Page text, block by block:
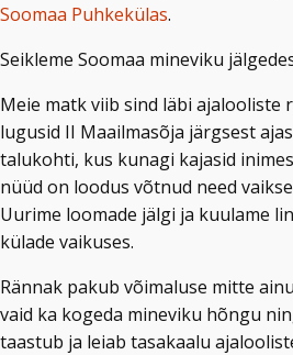
Soomaa Puhkekülas.
Seikleme Soomaa mineviku
Meie matk viib sind läbi ajalooliste
lugusid II Maailmasõja järgsest
talukohti, kus kunagi kajasid
nüüd on loodus võtnud need
Uurime loomade jälgi ja kuulame
külade vaikuses.
Rännak pakub võimaluse mitte
vaid ka kogeda mineviku hõngu
taastub ja leiab tasakaalu